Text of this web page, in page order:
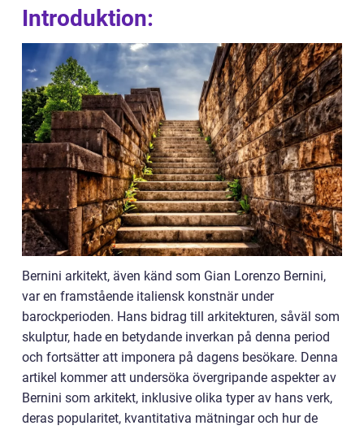
Introduktion:
Bernini arkitekt, även känd som Gian Lorenzo Bernini,
var en framstående italiensk konstnär under
barockperioden. Hans bidrag till arkitekturen, såväl som
skulptur, hade en betydande inverkan på denna period
och fortsätter att imponera på dagens besökare. Denna
artikel kommer att undersöka övergripande aspekter av
Bernini som arkitekt, inklusive olika typer av hans verk,
deras popularitet, kvantitativa mätningar och hur de